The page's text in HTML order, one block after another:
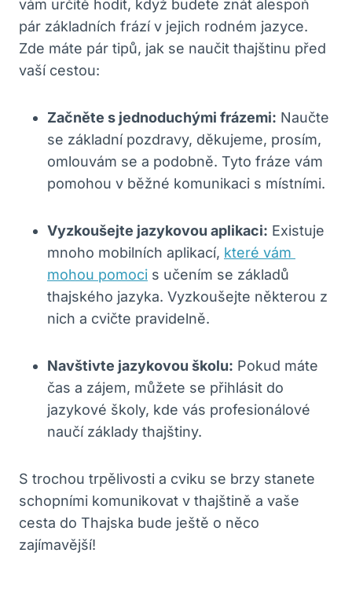
vám určitě hodit, když budete znát alespoň
pár základních frází⁢ v jejich rodném jazyce.
Zde máte pár tipů, jak se naučit thajštinu před
⁤vaší cestou:
Začněte s jednoduchými frázemi: ⁣Naučte
se základní pozdravy, děkujeme, prosím,
omlouvám se a podobně. Tyto fráze vám
pomohou v běžné komunikaci s⁤ místními.
Vyzkoušejte jazykovou aplikaci: Existuje
⁤mnoho mobilních aplikací, které vám ​
mohou pomoci s učením se základů ​
thajského⁢ jazyka. Vyzkoušejte některou z
‌nich a cvičte pravidelně.
Navštivte jazykovou školu: Pokud máte
čas a zájem, můžete se přihlásit do
jazykové školy, kde vás​ profesionálové
naučí základy thajštiny.
S trochou trpělivosti a cviku se brzy stanete
schopními komunikovat v thajštině a vaše
cesta do Thajska bude​ ještě o něco
zajímavější!